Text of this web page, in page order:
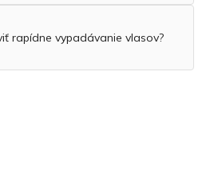
rapídne vypadávanie vlasov?